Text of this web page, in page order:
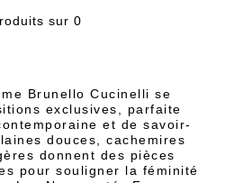
sur 0
Brunello Cucinelli se
exclusives, parfaite
et de savoir-
douces, cachemires
donnent des pièces
pour souligner la féminité